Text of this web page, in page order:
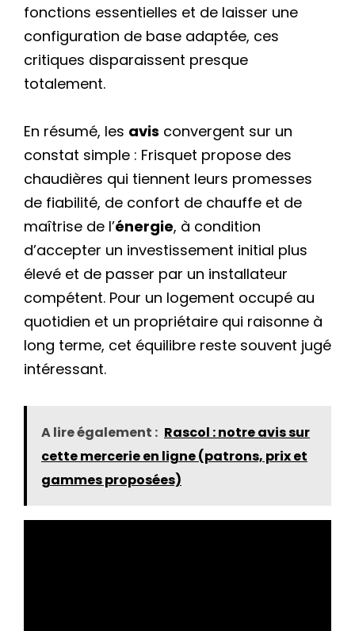
fonctions essentielles et de laisser une
configuration de base adaptée, ces
critiques disparaissent presque
totalement.
En résumé, les avis convergent sur un
constat simple : Frisquet propose des
chaudières qui tiennent leurs promesses
de fiabilité, de confort de chauffe et de
maîtrise de l’énergie, à condition
d’accepter un investissement initial plus
élevé et de passer par un installateur
compétent. Pour un logement occupé au
quotidien et un propriétaire qui raisonne à
long terme, cet équilibre reste souvent jugé
intéressant.
A lire également : Rascol : notre avis sur
cette mercerie en ligne (patrons, prix et
gammes proposées)